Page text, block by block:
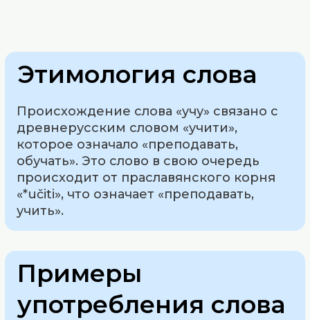
Этимология слова
Происхождение слова «учу» связано с
древнерусским словом «учити»,
которое означало «преподавать,
обучать». Это слово в свою очередь
происходит от праславянского корня
«*učiti», что означает «преподавать,
учить».
Примеры
употребления слова